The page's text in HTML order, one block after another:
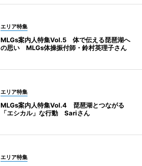
エリア特集
MLGs案内人特集Vol.5 体で伝える琵琶湖へ
の思い MLGs体操振付師・鈴村英理子さん
エリア特集
MLGs案内人特集Vol.4 琵琶湖とつながる
「エシカル」な行動 Sariさん
エリア特集